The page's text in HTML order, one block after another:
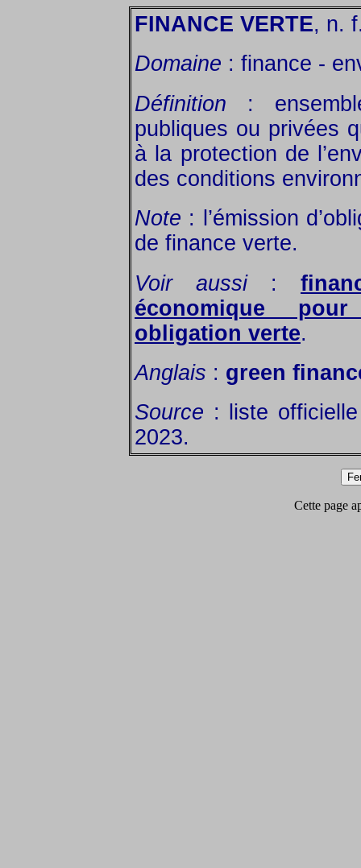
FINANCE VERTE, n.
Domaine : finance -
Définition :
publiques ou privées
à la protection de
des conditions
Note : l’émission
de finance verte.
Voir aussi:
économique pour
obligation verte.
Anglais : green
Source : liste
2023.
Cette page